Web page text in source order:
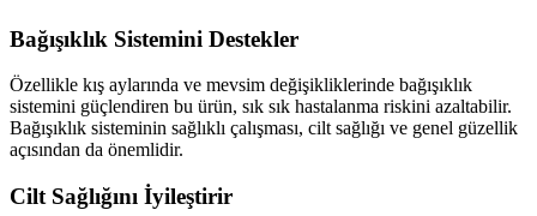
Bağışıklık Sistemini Destekler
Özellikle kış aylarında ve mevsim değişikliklerinde bağışıklık
sistemini güçlendiren bu ürün, sık sık hastalanma riskini azaltabilir.
Bağışıklık sisteminin sağlıklı çalışması, cilt sağlığı ve genel güzellik
açısından da önemlidir.
Cilt Sağlığını İyileştirir